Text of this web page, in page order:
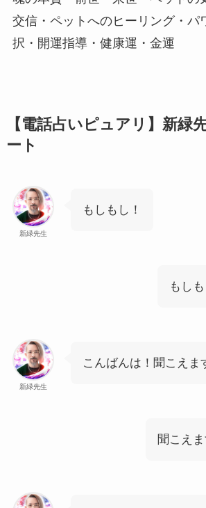
交信・ペットへのヒーリング・パ
択・開運指導・健康運・金運
【電話占いピュアリ】新緑
ート
新緑先生
もしもし！
もしも
新緑先生
こんばんは！聞こえま
聞こえま